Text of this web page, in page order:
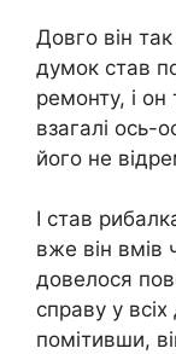
Довго він
думок став
ремонту, і
взагалі ось-
його не
І став
вже він вмів
довелося
справу у
помітивши,